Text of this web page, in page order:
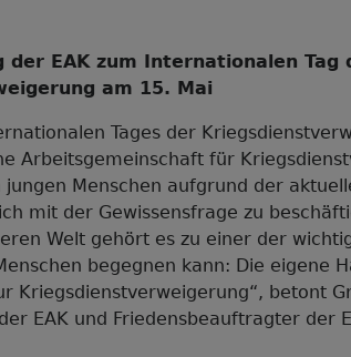
der EAK zum Internationalen Tag
am 15. Mai
Tages der
Arbeitsgemeinschaft für
jungen Menschen aufgrund der
mit der Gewissensfrage zu
Welt gehört es zu einer der
begegnen kann: Die eigene
Kriegsdienstverweigerung“, betont
EAK und Friedensbeauftragter der